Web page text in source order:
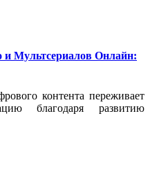
и Мультсериалов Онлайн:
контента переживает
благодаря развитию